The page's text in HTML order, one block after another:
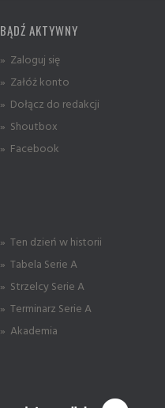
BĄDŹ AKTYWNY
» Zaloguj się
» Załóż konto
» Dołącz do redakcji
» Shoutbox
» Facebook
» Ten dzień w historii
» Tabela Serie A
» Strzelcy Serie A
» Terminarz Serie A
» Akademia